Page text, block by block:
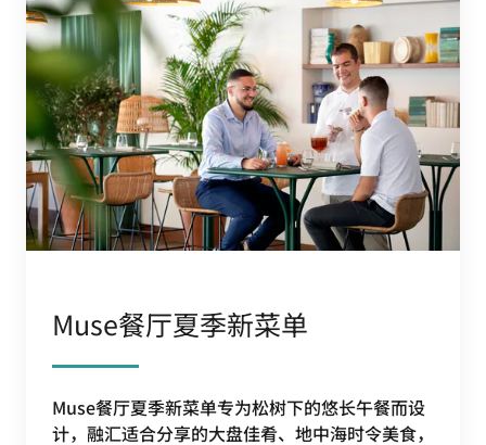
Muse餐厅夏季新菜单
Muse餐厅夏季新菜单专为松树下的悠长午餐而设
计，融汇适合分享的大盘佳肴、地中海时令美食，